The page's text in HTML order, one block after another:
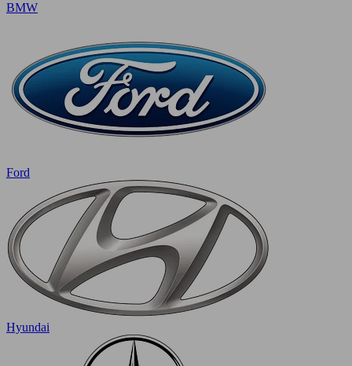
BMW
Ford
Hyundai